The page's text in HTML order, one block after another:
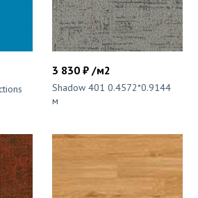
3 830 ₽ /м2
Shadow 401 0.4572*0.9144
м